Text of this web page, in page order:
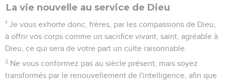
La vie nouvelle au service de Dieu
1 Je vous exhorte donc, frères, par les compassions de Dieu,
à offrir vos corps comme un sacrifice vivant, saint, agréable à
Dieu, ce qui sera de votre part un culte raisonnable.
2 Ne vous conformez pas au siècle présent, mais soyez
transformés par le renouvellement de l'intelligence, afin que